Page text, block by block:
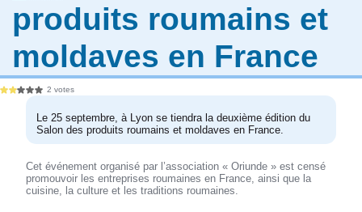
produits roumains et
moldaves en France
2 votes
Le 25 septembre, à Lyon se tiendra la deuxième édition du
Salon des produits roumains et moldaves en France.
Cet événement organisé par l’association « Oriunde » est censé
promouvoir les entreprises roumaines en France, ainsi que la
cuisine, la culture et les traditions roumaines.